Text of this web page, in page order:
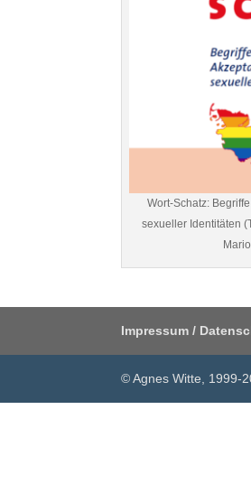
Wort-Schatz:
sexueller Identitäten
Impressum /
© Agnes Witte, 1999-